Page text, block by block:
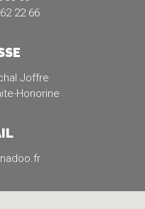
22 66
Joffre
Honorine